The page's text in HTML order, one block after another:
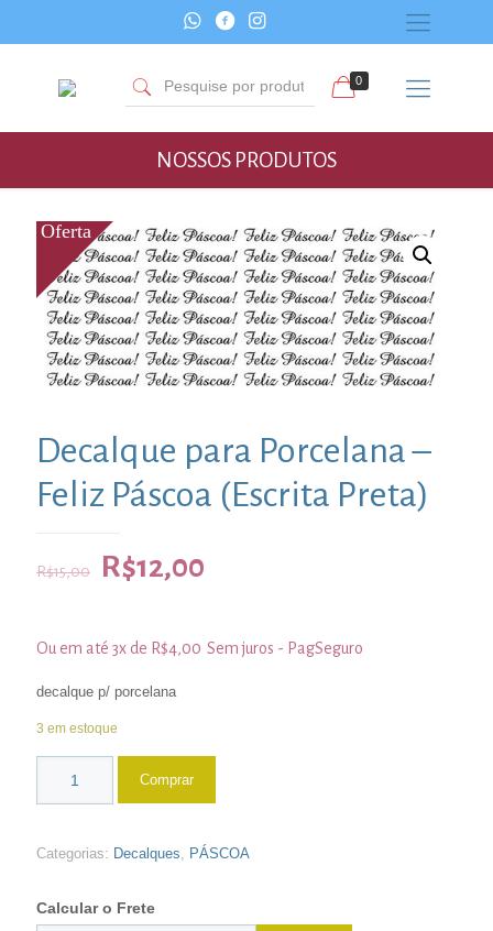
0
NOSSOS PRODUTOS
Decalque para Porcelana –
Feliz Páscoa (Escrita Preta)
R$15,00 R$12,00
Ou em até 3x de R$4,00 Sem juros - PagSeguro
decalque p/ porcelana
3 em estoque
Comprar
Categorias: Decalques PÁSCOA
Calcular o Frete